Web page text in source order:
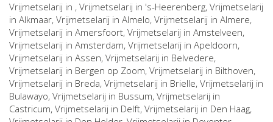
Vrijmetselarij in , Vrijmetselarij in 's-Heerenberg, Vrijmetselarij
in Alkmaar, Vrijmetselarij in Almelo, Vrijmetselarij in Almere,
Vrijmetselarij in Amersfoort, Vrijmetselarij in Amstelveen,
Vrijmetselarij in Amsterdam, Vrijmetselarij in Apeldoorn,
Vrijmetselarij in Assen, Vrijmetselarij in Belvedere,
Vrijmetselarij in Bergen op Zoom, Vrijmetselarij in Bilthoven,
Vrijmetselarij in Breda, Vrijmetselarij in Brielle, Vrijmetselarij in
Bulawayo, Vrijmetselarij in Bussum, Vrijmetselarij in
Castricum, Vrijmetselarij in Delft, Vrijmetselarij in Den Haag,